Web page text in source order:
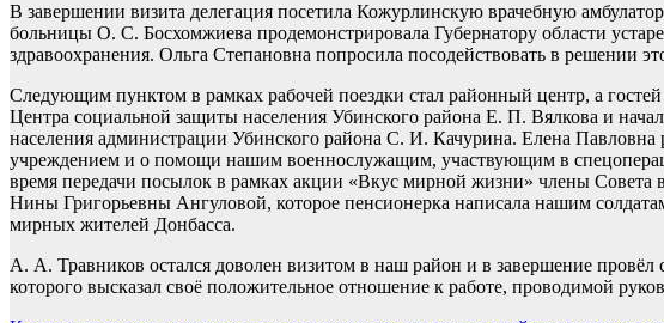
В завершении визита делегация посетила Кожурлинскую врачебную
больницы О. С. Босхомжиева продемонстрировала Губернатору области
здравоохранения. Ольга Степановна попросила посодействовать в решении
Следующим пунктом в рамках рабочей поездки стал районный центр, а
Центра социальной защиты населения Убинского района Е. П. Вялкова и
населения администрации Убинского района С. И. Качурина. Елена Павловна
учреждением и о помощи нашим военнослужащим, участвующим в
время передачи посылок в рамках акции «Вкус мирной жизни» члены Совета
Нины Григорьевны Ангуловой, которое пенсионерка написала нашим
мирных жителей Донбасса.
А. А. Травников остался доволен визитом в наш район и в завершение
которого высказал своё положительное отношение к работе, проводимой